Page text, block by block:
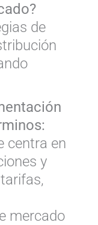
de
centra en
y
mercado